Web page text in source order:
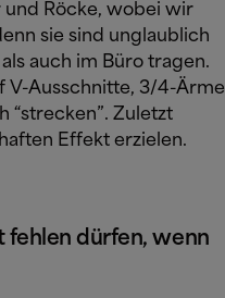
und Röcke, wobei wir
sie sind unglaublich
auch im Büro tragen.
V-Ausschnitte, 3/4-Ärmel
“strecken”. Zuletzt
Effekt erzielen.
fehlen dürfen, wenn